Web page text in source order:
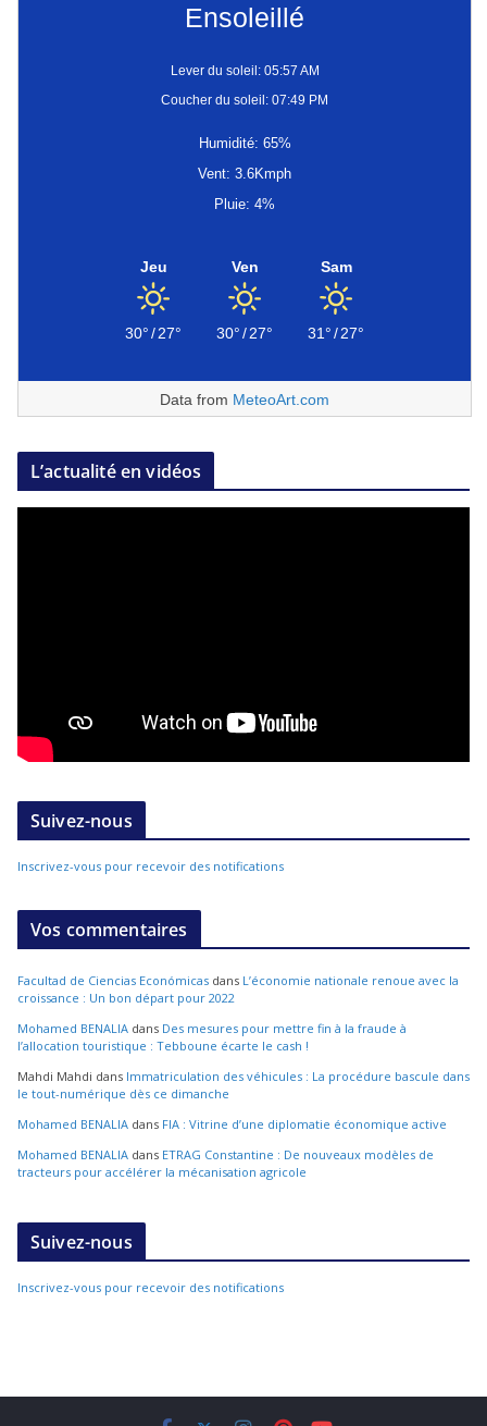
Ensoleillé
Lever du soleil: 05:57 AM
Coucher du soleil: 07:49 PM
Humidité: 65%
Vent: 3.6Kmph
Pluie: 4%
Jeu
30°/27°
Ven
30°/27°
Sam
31°/27°
Data from MeteoArt.com
L’actualité en vidéos
Suivez-nous
Inscrivez-vous pour recevoir des notifications
Vos commentaires
Facultad de Ciencias Económicas dans L’économie nationale renoue avec la
croissance : Un bon départ pour 2022
Mohamed BENALIA dans Des mesures pour mettre fin à la fraude à
l’allocation touristique : Tebboune écarte le cash !
Mahdi Mahdi dans Immatriculation des véhicules : La procédure bascule dans
le tout-numérique dès ce dimanche
Mohamed BENALIA dans FIA : Vitrine d’une diplomatie économique active
Mohamed BENALIA dans ETRAG Constantine : De nouveaux modèles de
tracteurs pour accélérer la mécanisation agricole
Suivez-nous
Inscrivez-vous pour recevoir des notifications